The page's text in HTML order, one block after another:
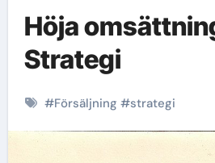
Höja
Strategi
#Försäljning #strategi